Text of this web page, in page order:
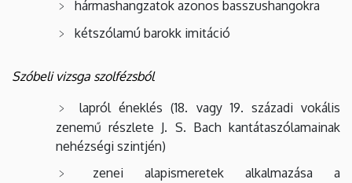
hármashangzatok azonos basszushangokra
kétszólamú barokk imitáció
Szóbeli vizsga szolfézsból
lapról éneklés (18. vagy 19. századi vokális
zenemű részlete J. S. Bach kantátaszólamainak
nehézségi szintjén)
zenei alapismeretek alkalmazása a